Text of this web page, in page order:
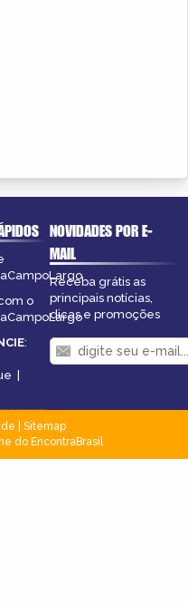
o
:
|
NOVIDADES POR E-
MAIL
Receba grátis as
principais notícias,
dicas e promoções
Sitemap
do EncontraBrasil